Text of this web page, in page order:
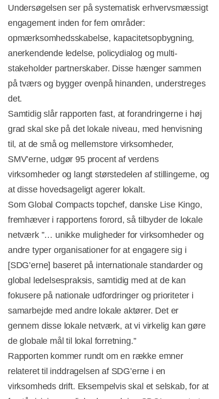
Annonce
Undersøgelsen ser på systematisk erhvervsmæssigt
engagement inden for fem områder:
opmærksomhedsskabelse, kapacitetsopbygning,
anerkendende ledelse, policydialog og multi-
stakeholder partnerskaber. Disse hænger sammen
på tværs og bygger ovenpå hinanden, understreges
det.
Samtidig slår rapporten fast, at forandringerne i høj
grad skal ske på det lokale niveau, med henvisning
til, at de små og mellemstore virksomheder,
SMV’erne, udgør 95 procent af verdens
virksomheder og langt størstedelen af stillingerne, og
at disse hovedsageligt agerer lokalt.
Som Global Compacts topchef, danske Lise Kingo,
fremhæver i rapportens forord, så tilbyder de lokale
netværk ”… unikke muligheder for virksomheder og
andre typer organisationer for at engagere sig i
[SDG’erne] baseret på internationale standarder og
global ledelsespraksis, samtidig med at de kan
fokusere på nationale udfordringer og prioriteter i
samarbejde med andre lokale aktører. Det er
gennem disse lokale netværk, at vi virkelig kan gøre
de globale mål til lokal forretning.”
Rapporten kommer rundt om en række emner
relateret til inddragelsen af SDG’erne i en
virksomheds drift. Eksempelvis skal et selskab, for at